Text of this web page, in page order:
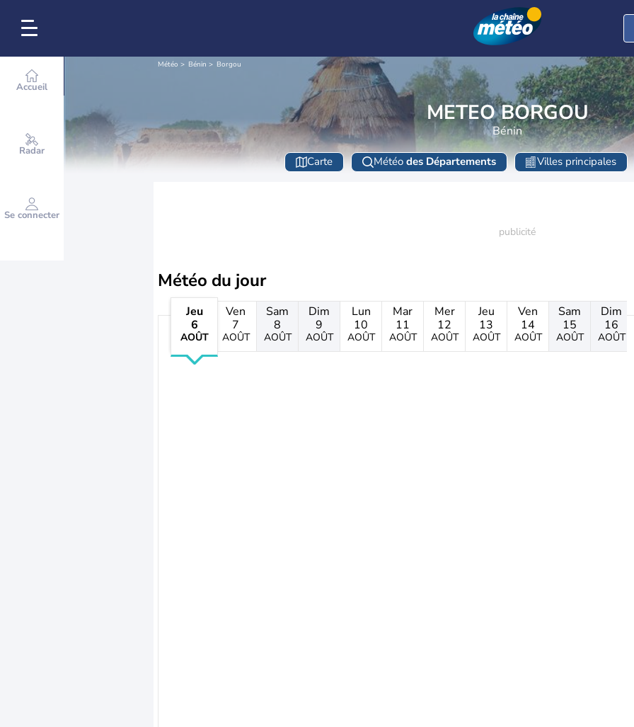
Accueil
Radar
Se connecter
Météo Bénin Borgou
METEO BORGOU
Bénin
Carte Météo des Départements Villes principales
Météo du jour
Jeu
6
AOÛT
Ven
7
AOÛT
Sam
8
AOÛT
Dim
9
AOÛT
Lun
10
AOÛT
Mar
11
AOÛT
Mer
12
AOÛT
Jeu
13
AOÛT
Ven
14
AOÛT
Sam
15
AOÛT
Dim
16
AOÛT